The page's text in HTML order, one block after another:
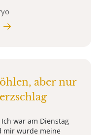
aber nur
war am Dienstag
mir wurde meine